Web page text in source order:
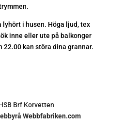
lyhört i husen. Höga ljud, tex
inne eller ute på balkonger
22.00 kan störa dina grannar.
Brf Korvetten
Webbfabriken.com